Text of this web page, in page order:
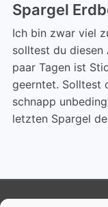
Spargel
Ich bin zwar viel
solltest du
paar Tagen ist
geerntet. Solltest
schnapp
letzten Spargel